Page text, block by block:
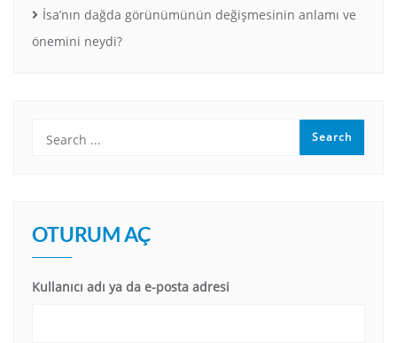
İsa’nın dağda görünümünün değişmesinin anlamı ve
önemini neydi?
OTURUM AÇ
Kullanıcı adı ya da e-posta adresi